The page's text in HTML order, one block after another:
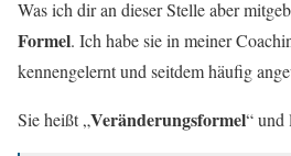
Was ich dir an dieser Stelle aber
Formel. Ich habe sie in meiner
kennengelernt und seitdem häufig
Sie heißt „Veränderungsformel“ und